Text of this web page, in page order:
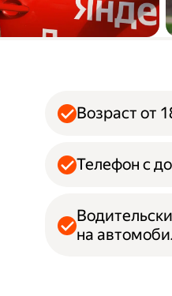
Возраст от
Телефон с
на